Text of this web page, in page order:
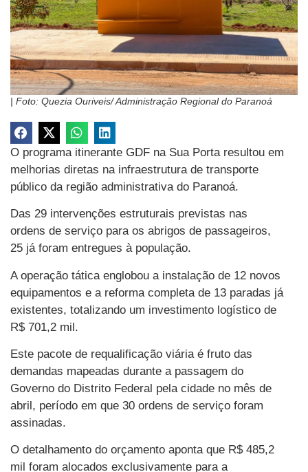
| Foto: Quezia Ouriveis/ Administração Regional do Paranoá
O programa itinerante GDF na Sua Porta resultou em
melhorias diretas na infraestrutura de transporte
público da região administrativa do Paranoá.
Das 29 intervenções estruturais previstas nas
ordens de serviço para os abrigos de passageiros,
25 já foram entregues à população.
A operação tática englobou a instalação de 12 novos
equipamentos e a reforma completa de 13 paradas já
existentes, totalizando um investimento logístico de
R$ 701,2 mil.
Este pacote de requalificação viária é fruto das
demandas mapeadas durante a passagem do
Governo do Distrito Federal pela cidade no mês de
abril, período em que 30 ordens de serviço foram
assinadas.
O detalhamento do orçamento aponta que R$ 485,2
mil foram alocados exclusivamente para a